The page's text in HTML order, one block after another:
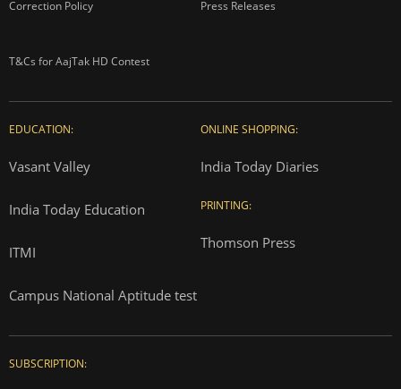
Correction Policy Press Releases
T&Cs for AajTak HD Contest
EDUCATION:
Vasant Valley
India Today Education
ITMI
Campus National Aptitude test
ONLINE SHOPPING:
India Today Diaries
PRINTING:
Thomson Press
SUBSCRIPTION: